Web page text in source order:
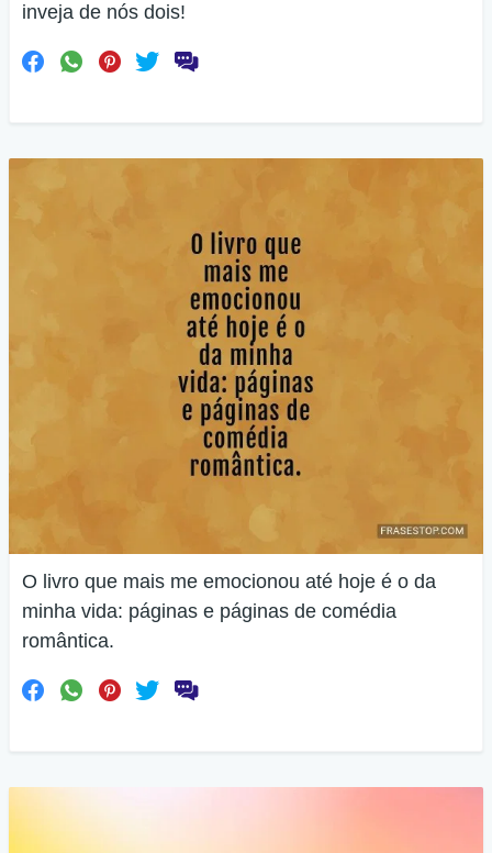
inveja de nós dois!
O livro que mais me emocionou até hoje é o da
minha vida: páginas e páginas de comédia
romântica.